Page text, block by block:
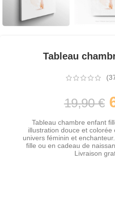
Tableau
(
19,90€
Tableau chambre enfant
illustration douce et colorée
univers féminin et
fille ou en cadeau de
Livraison